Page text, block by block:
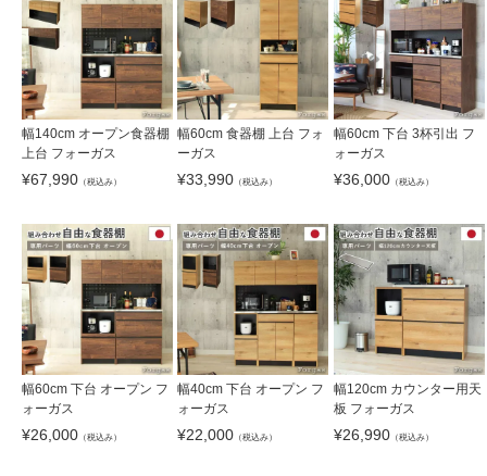
幅140cm オープン食器棚
上台 フォーガス
¥67,990 （税込み）
幅60cm 食器棚 上台 フォ
ーガス
¥33,990 （税込み）
幅60cm 下台 3杯引出 フ
ォーガス
¥36,000（税込み）
幅60cm 下台 オープン フ
ォーガス
¥26,000 （税込み）
幅40cm 下台 オープン フ
ォーガス
¥22,000 （税込み）
幅120cm カウンター用天
板 フォーガス
¥26,990（税込み）